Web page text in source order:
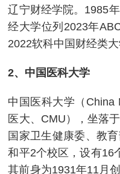
辽宁财经学院。1985
经大学位列2023年
2022软科中国财经类大
2、中国医科大学
中国医科大学（China
医大、CMU），坐落
国家卫生健康委、教
和平2个校区，设有16
其前身为1931年11月